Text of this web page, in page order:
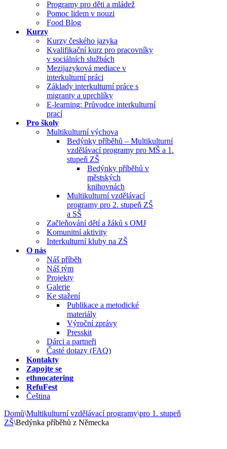
Programy pro děti a mládež
Pomoc lidem v nouzi
Food Blog
Kurzy
Kurzy českého jazyka
Kvalifikační kurz pro pracovníky
v sociálních službách
Mezijazyková mediace v
interkulturní práci
Základy interkulturní práce s
migranty a uprchlíky
E-learning: Průvodce interkulturní
prací
Pro školy
Multikulturní výchova
Bedýnky příběhů – Multikulturní
vzdělávací programy pro MŠ a 1.
stupeň ZŠ
Bedýnky příběhů v
městských
knihovnách
Multikulturní vzdělávací
programy pro 2. stupeň ZŠ
a SŠ
Začleňování dětí a žáků s OMJ
Komunitní aktivity
Interkulturní kluby na ZŠ
O nás
Náš příběh
Náš tým
Projekty
Galerie
Ke stažení
Publikace a metodické
materiály
Výroční zprávy
Presskit
Dárci a partneři
Časté dotazy (FAQ)
Kontakty
Zapojte se
ethnocatering
RefuFest
Čeština
Domů\Multikulturní vzdělávací programy\pro 1. stupeň
ZŠ\Bedýnka příběhů z Německa